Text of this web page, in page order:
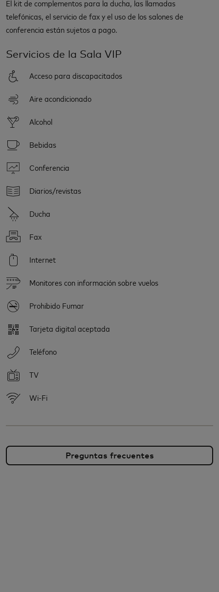
El kit de complementos para la ducha, las llamadas
telefónicas, el servicio de fax y el uso de los salones de
conferencia están sujetos a pago.
Servicios de la Sala VIP
Acceso para discapacitados
Aire acondicionado
Alcohol
Bebidas
Conferencia
Diarios/revistas
Ducha
Fax
Internet
Monitores con información sobre vuelos
Prohibido Fumar
Tarjeta digital aceptada
Teléfono
TV
Wi-Fi
Preguntas frecuentes